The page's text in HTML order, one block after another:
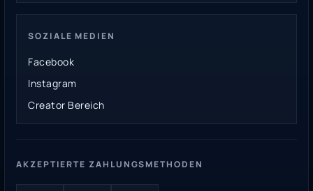
SOZIALE MEDIEN
Facebook
Instagram
Creator Bereich
AKZEPTIERTE ZAHLUNGSMETHODEN